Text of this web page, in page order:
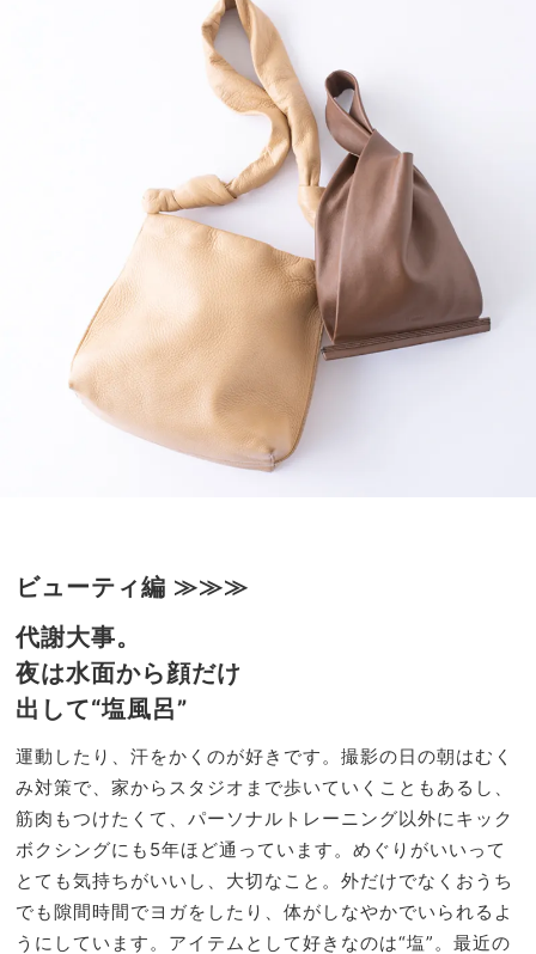
ビューティ編 ≫≫≫
代謝大事。
夜は水面から顔だけ
出して“塩風呂”
運動したり、汗をかくのが好きです。撮影の日の朝はむく
み対策で、家からスタジオまで歩いていくこともあるし、
筋肉もつけたくて、パーソナルトレーニング以外にキック
ボクシングにも5年ほど通っています。めぐりがいいって
とても気持ちがいいし、大切なこと。外だけでなくおうち
でも隙間時間でヨガをしたり、体がしなやかでいられるよ
うにしています。アイテムとして好きなのは“塩”。最近の